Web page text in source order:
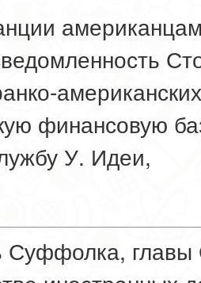
финансовую
У. Идеи,
Суффолка, главы